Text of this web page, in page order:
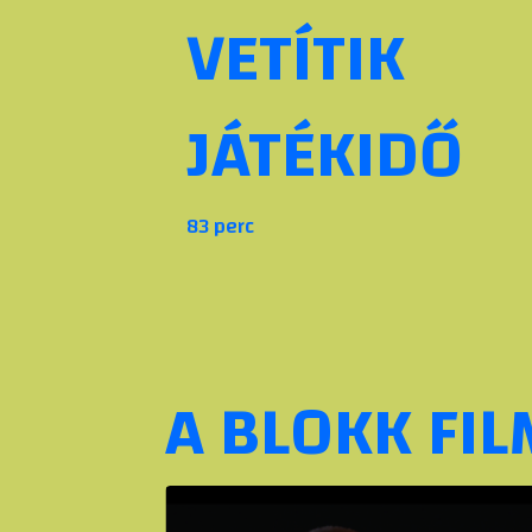
VETÍTIK
JÁTÉKIDŐ
83 perc
A BLOKK